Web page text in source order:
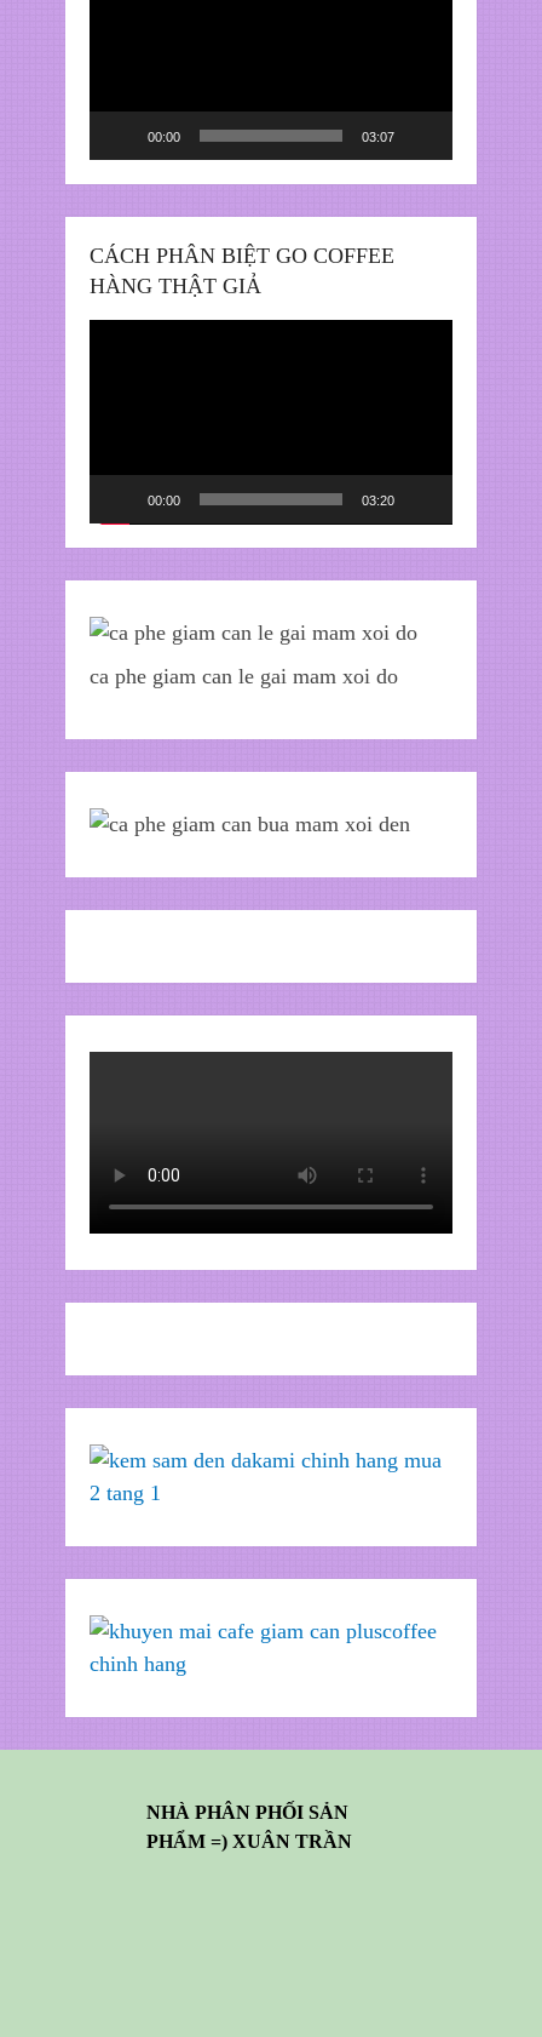
00:00 03:07
CÁCH PHÂN BIỆT GO COFFEE
HÀNG THẬT GIẢ
00:00 03:20
ca phe giam can le gai mam xoi do
NHÀ PHÂN PHỐI SẢN
PHẨM =) XUÂN TRẦN